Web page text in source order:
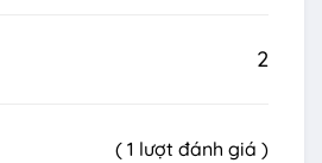
2
( 1 lượt đánh giá )